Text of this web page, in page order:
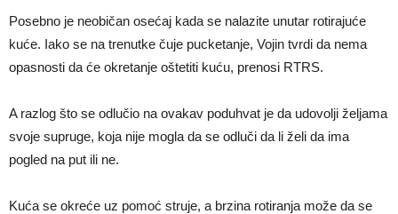
Posebno je neobičan osećaj kada se nalazite unutar rotirajuće
kuće. Iako se na trenutke čuje pucketanje, Vojin tvrdi da nema
opasnosti da će okretanje oštetiti kuću, prenosi RTRS.
A razlog što se odlučio na ovakav poduhvat je da udovolji željama
svoje supruge, koja nije mogla da se odluči da li želi da ima
pogled na put ili ne.
Kuća se okreće uz pomoć struje, a brzina rotiranja može da se